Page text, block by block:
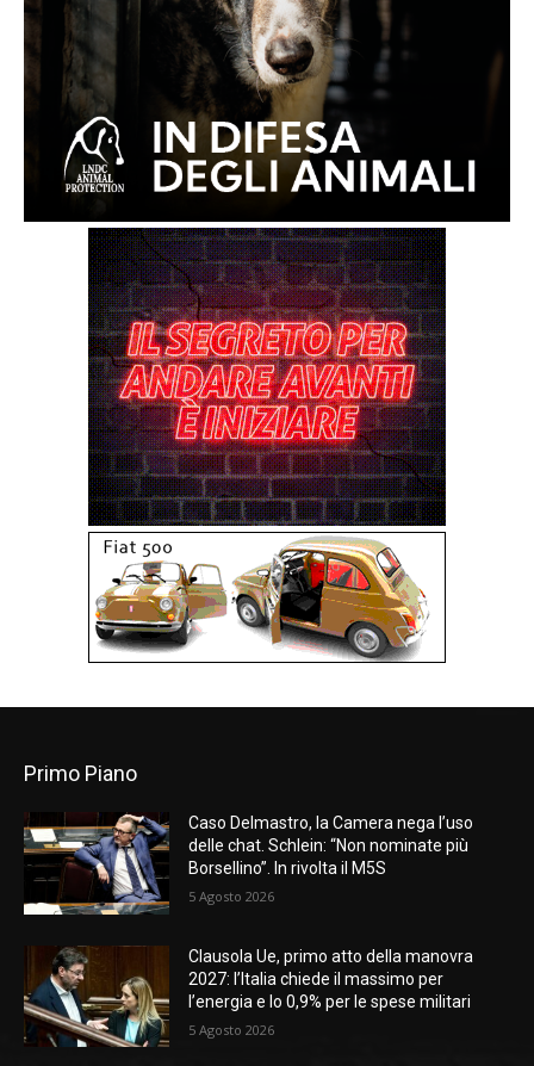
Primo Piano
Caso Delmastro, la Camera nega l’uso
delle chat. Schlein: “Non nominate più
Borsellino”. In rivolta il M5S
5 Agosto 2026
Clausola Ue, primo atto della manovra
2027: l’Italia chiede il massimo per
l’energia e lo 0,9% per le spese militari
5 Agosto 2026